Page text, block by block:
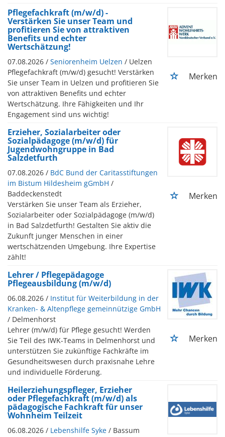
Pflegefachkraft (m/w/d) -
Verstärken Sie unser Team und
profitieren Sie von attraktiven
Benefits und echter
Wertschätzung!
07.08.2026 / Seniorenheim Uelzen / Uelzen
Pflegefachkraft (m/w/d) gesucht! Verstärken
Sie unser Team in Uelzen und profitieren Sie
von attraktiven Benefits und echter
Wertschätzung. Ihre Fähigkeiten und Ihr
Engagement sind uns wichtig!
Merken
Erzieher, Sozialarbeiter oder
Sozialpädagoge (m/w/d) für
Jugendwohngruppe in Bad
Salzdetfurth
07.08.2026 / BdC Bund der Caritasstiftungen
im Bistum Hildesheim gGmbH /
Baddeckenstedt
Verstärken Sie unser Team als Erzieher,
Sozialarbeiter oder Sozialpädagoge (m/w/d)
in Bad Salzdetfurth! Gestalten Sie aktiv die
Zukunft junger Menschen in einer
wertschätzenden Umgebung. Ihre Expertise
zählt!
Merken
Lehrer / Pflegepädagoge
Pflegeausbildung (m/w/d)
06.08.2026 / Institut für Weiterbildung in der
Kranken- & Altenpflege gemeinnützige GmbH
/ Delmenhorst
Lehrer (m/w/d) für Pflege gesucht! Werden
Sie Teil des IWK-Teams in Delmenhorst und
unterstützen Sie zukünftige Fachkräfte im
Gesundheitswesen durch praxisnahe Lehre
und individuelle Förderung.
Merken
Heilerziehungspfleger, Erzieher
oder Pflegefachkraft (m/w/d) als
pädagogische Fachkraft für unser
Wohnheim Teilzeit
06.08.2026 / Lebenshilfe Syke / Bassum